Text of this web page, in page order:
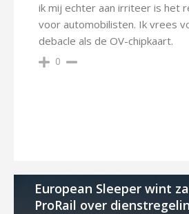
ik mij echter aan irriteer is het
voor automobilisten. Ik vrees
debacle als de OV-chipkaart.
0
European Sleeper wint
ProRail over